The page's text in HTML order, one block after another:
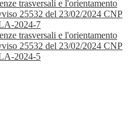
trasversali e l'orientamento
25532 del 23/02/2024 CNP
2024-7
trasversali e l'orientamento
25532 del 23/02/2024 CNP
2024-5